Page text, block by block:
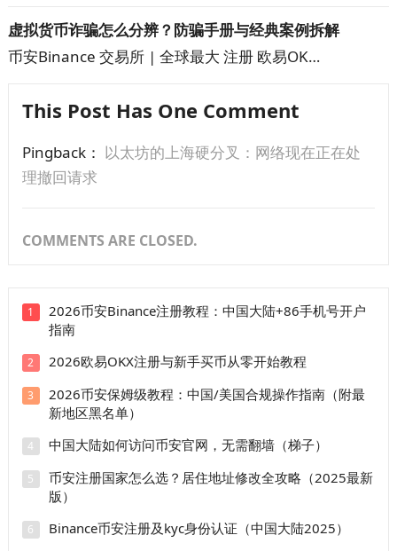
虚拟货币诈骗怎么分辨？防骗手册与经典案例拆解
币安Binance 交易所 | 全球最大 注册 欧易OK…
This Post Has One Comment
Pingback： 以太坊的上海硬分叉：网络现在正在处
理撤回请求
COMMENTS ARE CLOSED.
1
2026币安Binance注册教程：中国大陆+86手机号开户
指南
2 2026欧易OKX注册与新手买币从零开始教程
3
2026币安保姆级教程：中国/美国合规操作指南（附最
新地区黑名单）
4 中国大陆如何访问币安官网，无需翻墙（梯子）
5
币安注册国家怎么选？居住地址修改全攻略（2025最新
版）
6 Binance币安注册及kyc身份认证（中国大陆2025）